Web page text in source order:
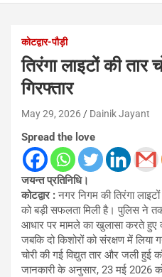
कोटद्वार-पौड़ी
तिरंगा लाइटों की तार
गिरफ्तार
May 29, 2026 Dainik Jayant
Spread the love
जयन्त प्रतिनिधि।
कोटद्वार :नगर निगम की तिरंगा
को बड़ी सफलता मिली है। पुलिस ने
आधार पर मामले का खुलासा करते हुए
जबकि दो किशोरों को संरक्षण में
चोरी की गई विद्युत तार और जली हुई
जानकारी के अनुसार, 23 मई 2026 को